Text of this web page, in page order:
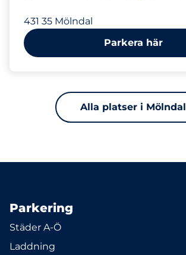
431 35 Mölndal
Parkera här
Alla platser i Mölndal
Parkering
Städer A-Ö
Laddning